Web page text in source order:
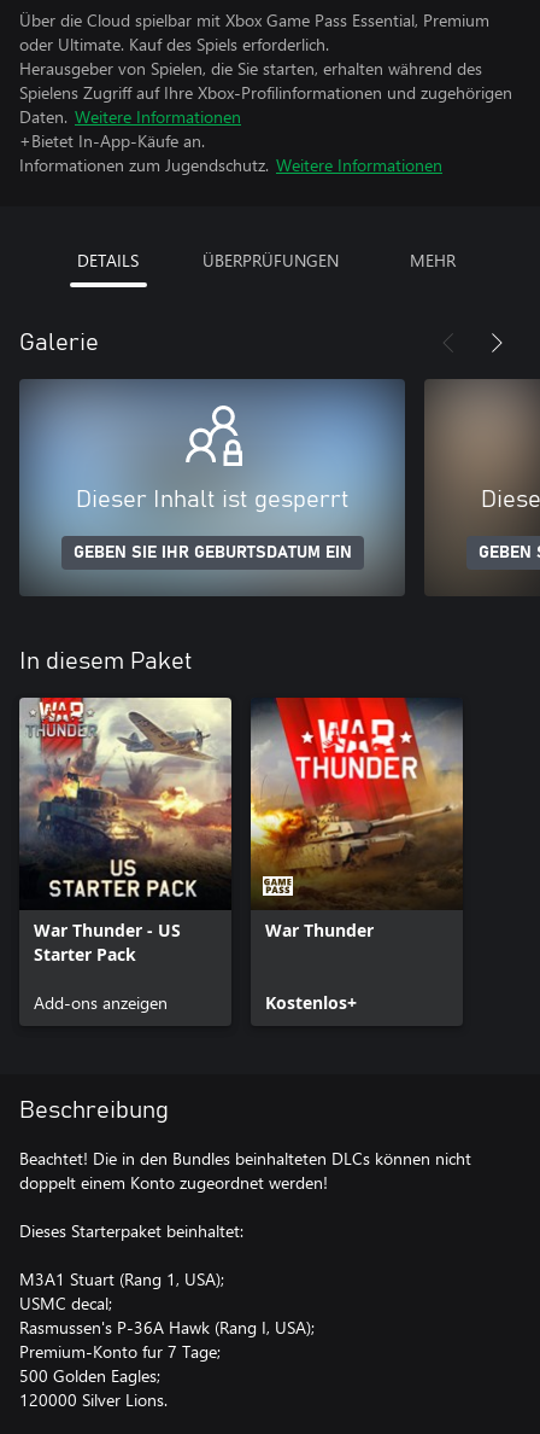
Über die Cloud spielbar mit Xbox Game Pass Essential, Premium
oder Ultimate. Kauf des Spiels erforderlich.
Herausgeber von Spielen, die Sie starten, erhalten während des
Spielens Zugriff auf Ihre Xbox-Profilinformationen und zugehörigen
Daten. Weitere Informationen
+Bietet In-App-Käufe an.
Informationen zum Jugendschutz. Weitere Informationen
DETAILS ÜBERPRÜFUNGEN MEHR
Galerie
Dieser Inhalt ist gesperrt
GEBEN SIE IHR GEBURTSDATUM EIN GEBEN
In diesem Paket
War Thunder - US
Starter Pack
Add-ons anzeigen
War Thunder
Kostenlos+
Beschreibung
Beachtet! Die in den Bundles beinhalteten DLCs können nicht
doppelt einem Konto zugeordnet werden!
Dieses Starterpaket beinhaltet:
M3A1 Stuart (Rang 1, USA);
USMC decal;
Rasmussen's P-36A Hawk (Rang I, USA);
Premium-Konto fur 7 Tage;
500 Golden Eagles;
120000 Silver Lions.